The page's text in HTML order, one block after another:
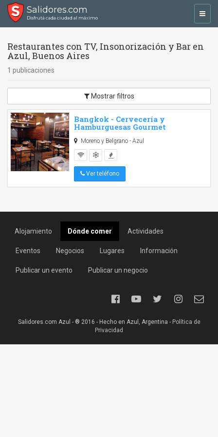
Salidores.com
Disfrutá cada ciudad al máximo
Restaurantes con TV, Insonorización y Bar en
Azul, Buenos Aires
1 publicaciones
Mostrar filtros
Bangkok - Cervecería y
Hamburguesas Gourmet
Moreno y Belgrano - Azul
Ver teléfono
Alojamiento Dónde comer Actividades
Eventos Negocios Lugares Información
Publicar un evento Publicar un negocio
Salidores.com Azul - ® 2016 - Hecho en Azul, Argentina - Política de
Privacidad